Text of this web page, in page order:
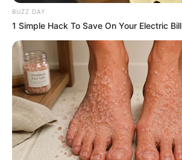
Gracia Indri adalah seorang aktris, model
yang berasal dari Pasuruan, Jawa Timur.
populer sebagai Jessica dalam sinetron
3.
BUZZ DAY
1 Simple Hack To Save On Your Electric